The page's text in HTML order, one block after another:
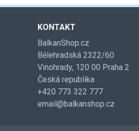
KONTAKT
BalkanShop.cz
Bělehradská 2322/60
Vinohrady, 120 00 Praha 2
Česká republika
+420 773 322 777
email@balkanshop.cz